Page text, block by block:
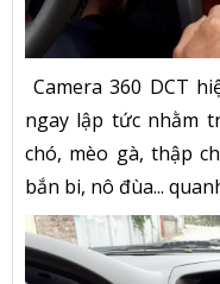
Camera 360 DCT
ngay lập tức nhằm
chó, mèo gà, thập
bắn bi, nô đùa...